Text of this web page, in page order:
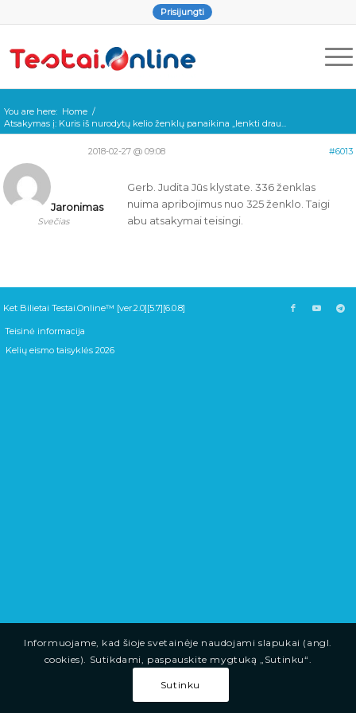
Prisijungti
You are here: Home /
Atsakymas į: Kuris iš nurodytų kelio ženklų panaikina „lenkti drau...
2018-02-27 @ 09:08 #6013
Jaronimas
Svečias
Gerb. Judita Jūs klystate. 336 ženklas
nuima apribojimus nuo 325 ženklo. Taigi
abu atsakymai teisingi.
Ket Bilietai Testai.Online™ [ver.2.0][5.7][6.0.8]
Teisinė informacija
Kelių eismo taisyklės 2026
Informuojame, kad šioje svetainėje naudojami slapukai (angl.
cookies). Sutikdami, paspauskite mygtuką „Sutinku“.
Sutinku